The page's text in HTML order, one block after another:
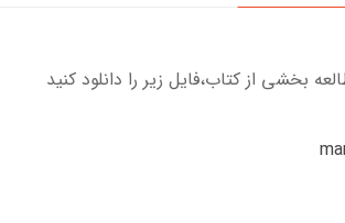
بخشی از کتاب،فایل زیر را دانلود کنید